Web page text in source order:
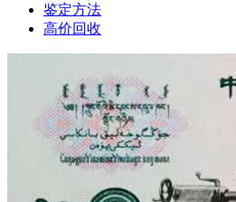
鉴定方法
高价回收